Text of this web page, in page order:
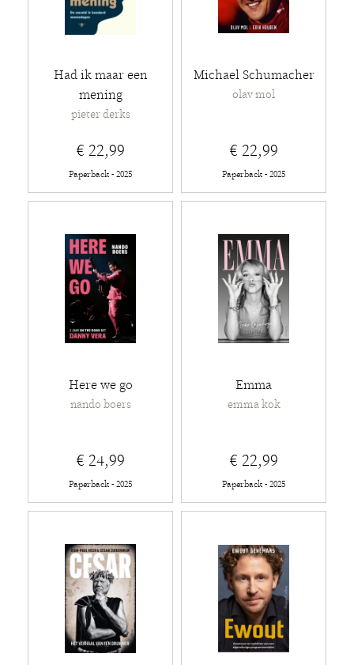
Had ik maar een
mening
pieter derks
€ 22,99
Paperback - 2025
Michael Schumacher
olav mol
€ 22,99
Paperback - 2025
Here we go
nando boers
€ 24,99
Paperback - 2025
Emma
emma kok
€ 22,99
Paperback - 2025